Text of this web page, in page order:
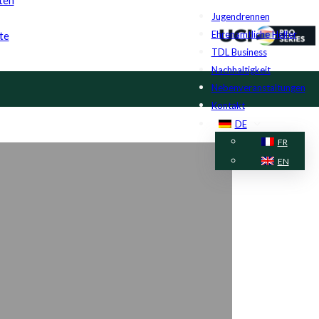
Jugendrennen
Ehrenamtliche Helfer
TDL Business
Nachhaltigkeit
Nebenveranstaltungen
Kontakt
DE
FR
EN